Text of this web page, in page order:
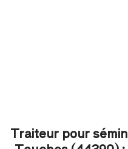
Traiteur pour